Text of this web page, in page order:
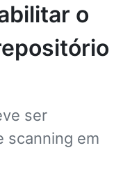
o
ser
scanning em